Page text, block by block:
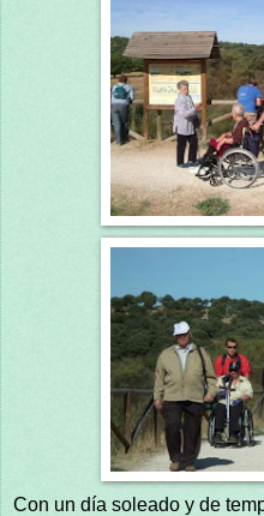
Con un día soleado y de